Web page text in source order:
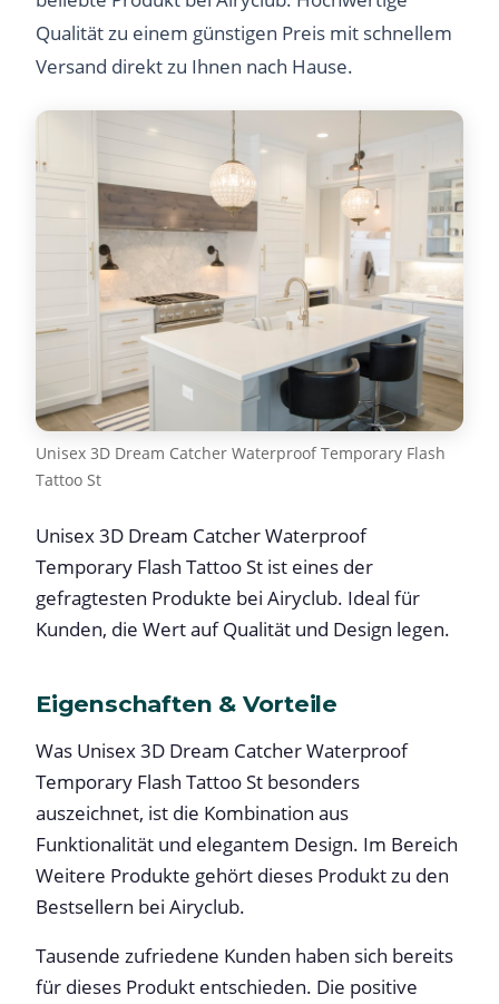
Qualität zu einem günstigen Preis mit schnellem
Versand direkt zu Ihnen nach Hause.
Unisex 3D Dream Catcher Waterproof Temporary Flash
Tattoo St
Unisex 3D Dream Catcher Waterproof
Temporary Flash Tattoo St ist eines der
gefragtesten Produkte bei Airyclub. Ideal für
Kunden, die Wert auf Qualität und Design legen.
Eigenschaften & Vorteile
Was Unisex 3D Dream Catcher Waterproof
Temporary Flash Tattoo St besonders
auszeichnet, ist die Kombination aus
Funktionalität und elegantem Design. Im Bereich
Weitere Produkte gehört dieses Produkt zu den
Bestsellern bei Airyclub.
Tausende zufriedene Kunden haben sich bereits
für dieses Produkt entschieden. Die positive